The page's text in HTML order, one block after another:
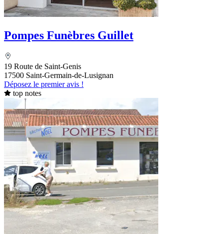
Pompes Funèbres Guillet
19 Route de Saint-Genis
17500 Saint-Germain-de-Lusignan
Déposez le premier avis !
top notes